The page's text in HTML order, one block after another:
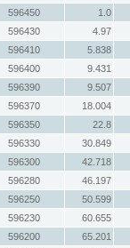
596450
1.0
596430
4.97
596410
5.838
596400
9.431
596390
9.507
596370
18.004
596350
22.8
596330
30.849
596300
42.718
596280
46.197
596250
50.599
596230
60.655
596200
65.201